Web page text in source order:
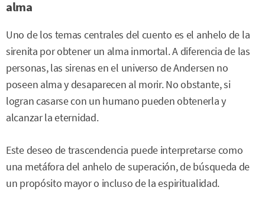
alma
Uno de los temas centrales del cuento es el anhelo de la
sirenita por obtener un alma inmortal. A diferencia de las
personas, las sirenas en el universo de Andersen no
poseen alma y desaparecen al morir. No obstante, si
logran casarse con un humano pueden obtenerla y
alcanzar la eternidad.
Este deseo de trascendencia puede interpretarse como
una metáfora del anhelo de superación, de búsqueda de
un propósito mayor o incluso de la espiritualidad.